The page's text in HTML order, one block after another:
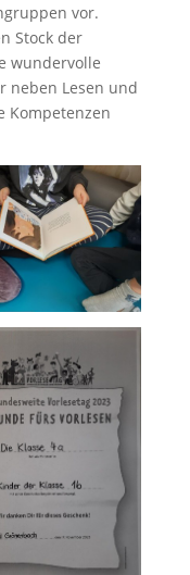
vor.
Stock der
wundervolle
neben Lesen und
Kompetenzen